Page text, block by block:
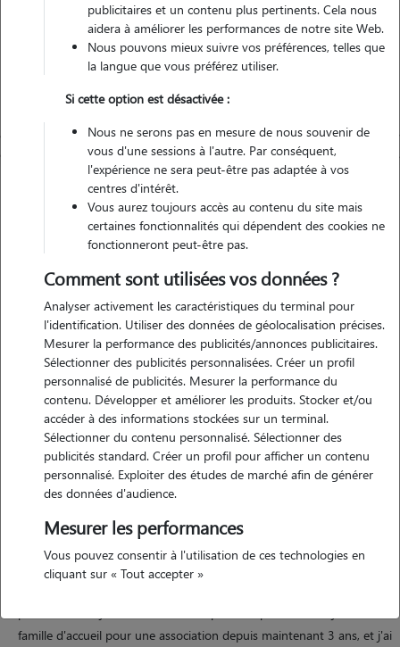
Motivation
amoureuse des animaux depuis toujours, j'ai toujours été proche des
animaux, et particulièrement des chats. très rigoureuse et attentive
aux bien-être des animaux, je ferais de mon mieux pour que vos
animaux se sentent bien avec moi et ne soit pas stressé par votre
absence. a la base informaticienne, j'aimerai suite a un burnout
essayer de professionnaliser la garde d'animaux pour en faire un
complément de revenu, et peut-être me reconvertir entièrement
Expérience
famille d'accueil pour une association depuis maintenant 3 ans, et j'ai
publicitaires et un contenu plus pertinents. Cela nous
aidera à améliorer les performances de notre site Web.
Nous pouvons mieux suivre vos préférences, telles que
la langue que vous préférez utiliser.
Si cette option est désactivée :
Nous ne serons pas en mesure de nous souvenir de
vous d'une sessions à l'autre. Par conséquent,
l'expérience ne sera peut-être pas adaptée à vos
centres d'intérêt.
Vous aurez toujours accès au contenu du site mais
certaines fonctionnalités qui dépendent des cookies ne
fonctionneront peut-être pas.
Comment sont utilisées vos données ?
Analyser activement les caractéristiques du terminal pour
l'identification. Utiliser des données de géolocalisation précises.
Mesurer la performance des publicités/annonces publicitaires.
Sélectionner des publicités personnalisées. Créer un profil
personnalisé de publicités. Mesurer la performance du
contenu. Développer et améliorer les produits. Stocker et/ou
accéder à des informations stockées sur un terminal.
Sélectionner du contenu personnalisé. Sélectionner des
publicités standard. Créer un profil pour afficher un contenu
personnalisé. Exploiter des études de marché afin de générer
des données d'audience.
Mesurer les performances
Vous pouvez consentir à l'utilisation de ces technologies en
cliquant sur « Tout accepter »